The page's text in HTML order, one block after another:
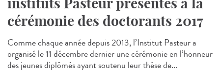
cérémonie des doctorants 2017
Comme chaque année depuis 2013, l’Institut Pasteur a
organisé le 11 décembre dernier une cérémonie en l’honneur
des jeunes diplômés ayant soutenu leur thèse de...